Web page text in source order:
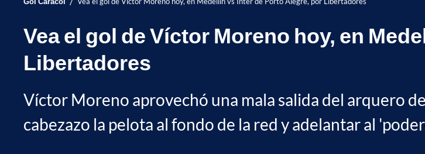
Vea el gol de Víctor Moreno hoy, en
Libertadores
Víctor Moreno aprovechó una mala salida del arquero
cabezazo la pelota al fondo de la red y adelantar al